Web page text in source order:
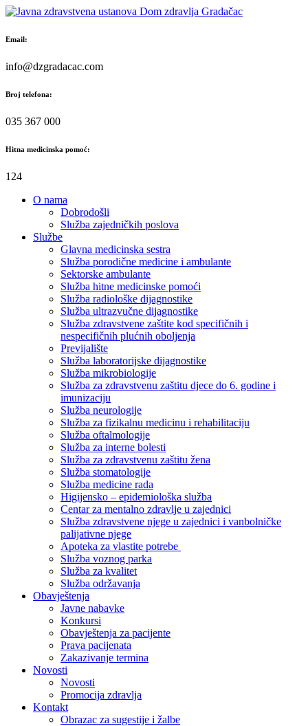
Skip
content
Email:
info@dzgradacac.com
Broj telefona:
035 367 000
Hitna medicinska pomoć:
124
O nama
Dobrodošli
Služba zajedničkih poslova
Službe
Glavna medicinska sestra
Služba porodične medicine i ambulante
Sektorske ambulante
Služba hitne medicinske pomoći
Služba radiološke dijagnostike
Služba ultrazvučne dijagnostike
Služba zdravstvene zaštite kod specifičnih i
nespecifičnih plućnih oboljenja
Previjalište
Služba laboratorijske dijagnostike
Služba mikrobiologije
Služba za zdravstvenu zaštitu djece do 6. godine i
imunizaciju
Služba neurologije
Služba za fizikalnu medicinu i rehabilitaciju
Služba oftalmologije
Služba za interne bolesti
Služba za zdravstvenu zaštitu žena
Služba stomatologije
Služba medicine rada
Higijensko – epidemiološka služba
Centar za mentalno zdravlje u zajednici
Služba zdravstvene njege u zajednici i vanbolničke
palijativne njege
Apoteka za vlastite potrebe
Služba voznog parka
Služba za kvalitet
Služba održavanja
Obavještenja
Javne nabavke
Konkursi
Obavještenja za pacijente
Prava pacijenata
Zakazivanje termina
Novosti
Novosti
Promocija zdravlja
Kontakt
Obrazac za sugestije i žalbe